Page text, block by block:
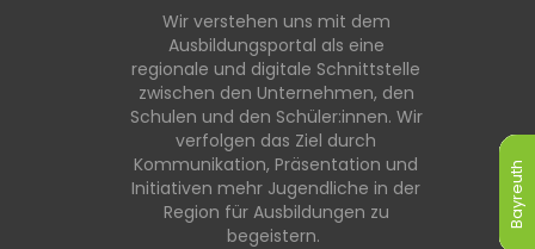
Bayreuth
Bayreuth
Bayreuth
Bayreuth
Bayreuth
Bayreuth
Wir verstehen uns mit dem
Ausbildungsportal als eine
regionale und digitale Schnittstelle
zwischen den Unternehmen, den
Schulen und den Schüler:innen. Wir
verfolgen das Ziel durch
Kommunikation, Präsentation und
Initiativen mehr Jugendliche in der
Region für Ausbildungen zu
begeistern.